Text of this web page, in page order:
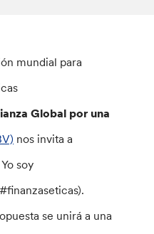
mundial para
Global por una
nos invita a
soy
se unirá a una